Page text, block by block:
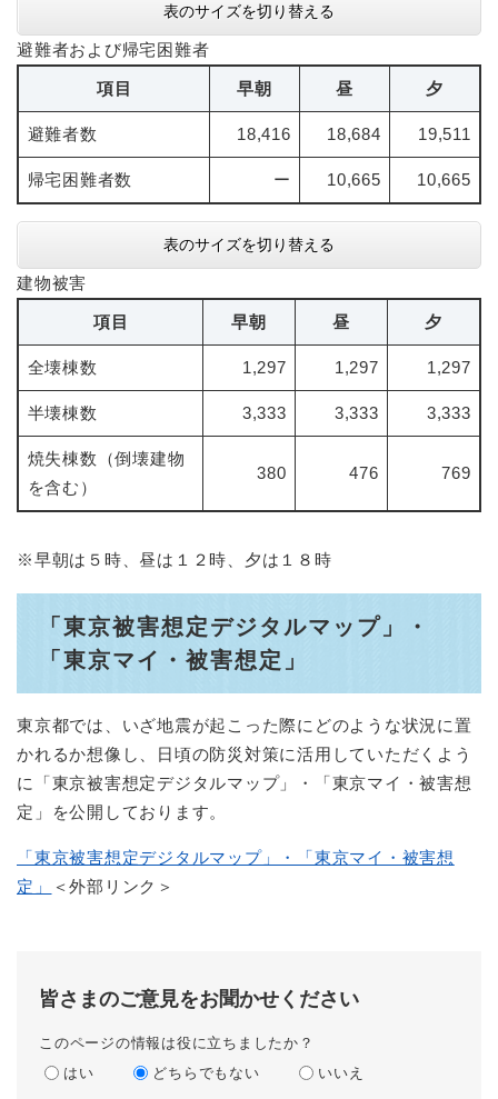
表のサイズを切り替える
避難者および帰宅困難者
項目 早朝 昼 夕
避難者数 18,416 18,684 19,511
帰宅困難者数 ー 10,665 10,665
表のサイズを切り替える
建物被害
項目 早朝 昼 夕
全壊棟数 1,297 1,297 1,297
半壊棟数 3,333 3,333 3,333
焼失棟数（倒壊建物
を含む）
380 476 769
※早朝は５時、昼は１２時、夕は１８時
「東京被害想定デジタルマップ」・
「東京マイ・被害想定」
東京都では、いざ地震が起こった際にどのような状況に置
かれるか想像し、日頃の防災対策に活用していただくよう
に「東京被害想定デジタルマップ」・「東京マイ・被害想
定」を公開しております。
「東京被害想定デジタルマップ」・「東京マイ・被害想
定」
＜外部リンク＞
皆さまのご意見をお聞かせください
このページの情報は役に立ちましたか？
はい
どちらでもない いいえ